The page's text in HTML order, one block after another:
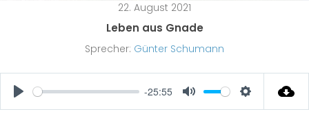
22. August 2021
Leben aus Gnade
Sprecher: Günter Schumann
Play
-25:55
Mute Settings